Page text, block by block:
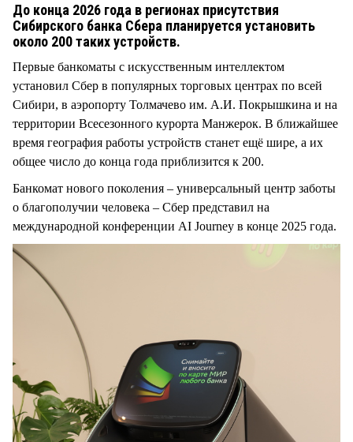
До конца 2026 года в регионах присутствия
Сибирского банка Сбера планируется установить
около 200 таких устройств.
Первые банкоматы с искусственным интеллектом
установил Сбер в популярных торговых центрах по всей
Сибири, в аэропорту Толмачево им. А.И. Покрышкина и на
территории Всесезонного курорта Манжерок. В ближайшее
время география работы устройств станет ещё шире, а их
общее число до конца года приблизится к 200.
Банкомат нового поколения – универсальный центр заботы
о благополучии человека – Сбер представил на
международной конференции AI Journey в конце 2025 года.